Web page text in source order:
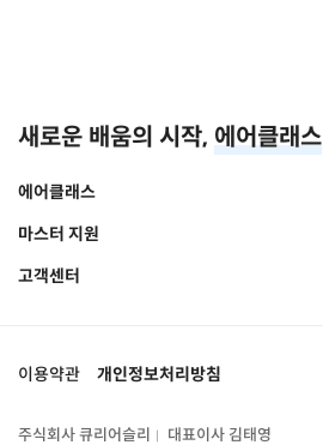
새로운 배움의 시작, 에어클래스
에어클래스
마스터 지원
고객센터
이용약관 개인정보처리방침
주식회사 큐리어슬리 | 대표이사 김태영